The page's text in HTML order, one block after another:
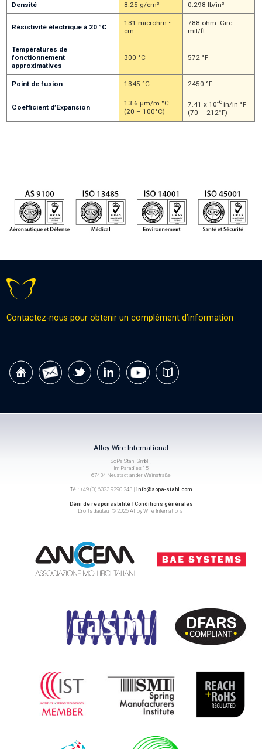
Densité 8.25 g/cm³ 0.298 lb/in³
Résistivité électrique à 20 °C
131 microhm •
cm
788 ohm. Circ.
mil/ft
Températures de
fonctionnement
approximatives
300 °C 572 °F
Point de fusion 1345 °C 2450 °F
Coefficient d’Expansion
13.6 µm/m °C
(20 – 100°C)
7.41 x 10-6in/in °F
(70 – 212°F)
Contactez-nous pour obtenir un complément d’information
Alloy Wire International
SoPa Stahl GmbH,
Im Paradies 15,
67434 Neustadt an der Weinstraße
Tél: +49 (0) 6323 9290 243 | info@sopa-stahl.com
Déni de responsabilité| Conditions générales
Droits d’auteur © 2026 Alloy Wire International